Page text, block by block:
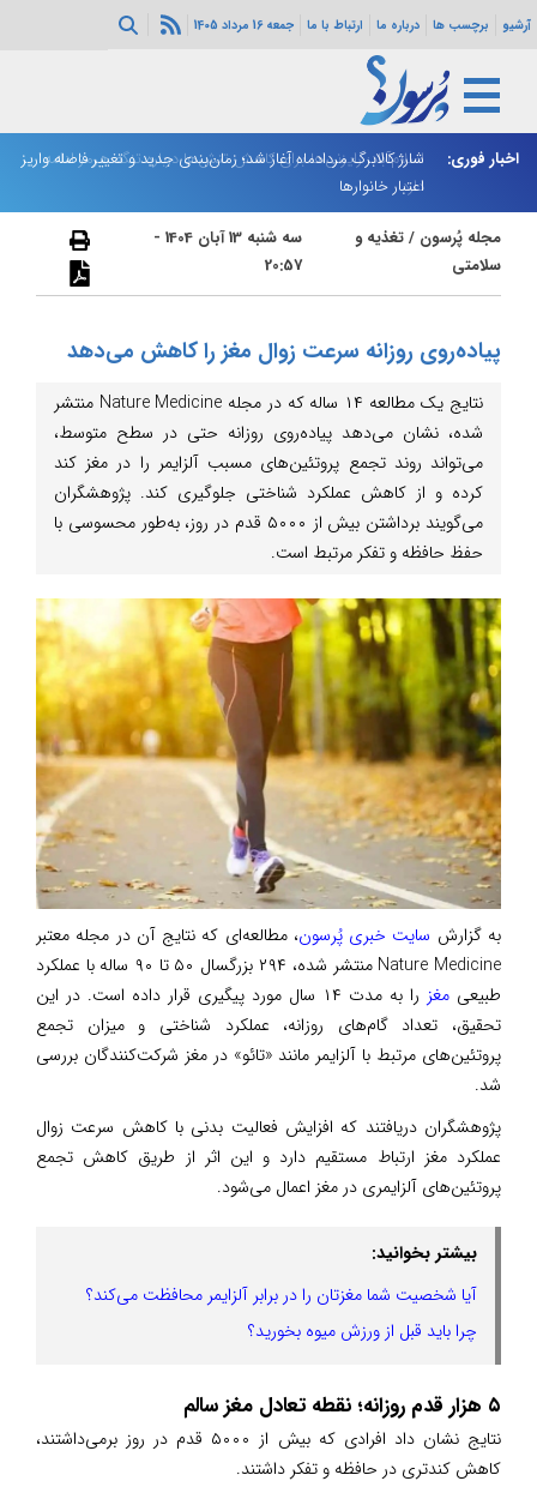
آرشیو برچسب ها درباره ما ارتباط با ما جمعه 16 مرداد 1405
اخبار فوری:
اسلام‌آباد: رایزنی‌ها برای کاهش تنش‌ها درباره تنگه هرمز ادامه
دارد
شارژ کالابرگ مردادماه آغاز شد؛ زمان‌بندی جدید و تغییر فاصله واریز
اعتبار خانوارها
مجله پُرسون /تغذیه و
سلامتی
سه شنبه 13 آبان 1404 -
20:57
پیاده‌روی روزانه سرعت زوال مغز را کاهش می‌دهد
نتایج یک مطالعه ۱۴ ساله که در مجله Nature Medicine منتشر
شده، نشان می‌دهد پیاده‌روی روزانه حتی در سطح متوسط،
می‌تواند روند تجمع پروتئین‌های مسبب آلزایمر را در مغز کند
کرده و از کاهش عملکرد شناختی جلوگیری کند. پژوهشگران
می‌گویند برداشتن بیش از ۵۰۰۰ قدم در روز، به‌طور محسوسی با
حفظ حافظه و تفکر مرتبط است.
به گزارش سایت خبری پُرسون، مطالعه‌ای که نتایج آن در مجله معتبر
Nature Medicine منتشر شده، ۲۹۴ بزرگسال ۵۰ تا ۹۰ ساله با عملکرد
طبیعی مغز
را به مدت ۱۴ سال مورد پیگیری قرار داده است. در این
تحقیق، تعداد گام‌های روزانه، عملکرد شناختی و میزان تجمع
پروتئین‌های مرتبط با آلزایمر مانند «تائو» در مغز شرکت‌کنندگان بررسی
شد.
پژوهشگران دریافتند که افزایش فعالیت بدنی با کاهش سرعت زوال
عملکرد مغز ارتباط مستقیم دارد و این اثر از طریق کاهش تجمع
پروتئین‌های آلزایمری در مغز اعمال می‌شود.
بیشتر بخوانید:
آیا شخصیت شما مغزتان را در برابر آلزایمر محافظت می‌کند؟
چرا باید قبل از ورزش میوه بخورید؟
۵ هزار قدم روزانه؛ نقطه تعادل مغز سالم
نتایج نشان داد افرادی که بیش از ۵۰۰۰ قدم در روز برمی‌داشتند،
کاهش کندتری در حافظه و تفکر داشتند.